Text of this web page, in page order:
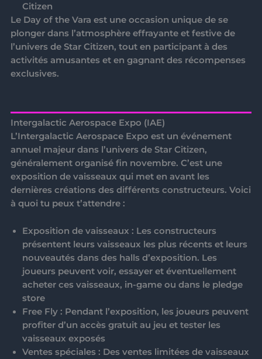
Citizen
Le Day of the Vara est une occasion unique de se
plonger dans l’atmosphère effrayante et festive de
l’univers de Star Citizen, tout en participant à des
activités amusantes et en gagnant des récompenses
exclusives.
Intergalactic Aerospace Expo (IAE)
L’Intergalactic Aerospace Expo est un événement
annuel majeur dans l’univers de Star Citizen,
généralement organisé fin novembre. C’est une
exposition de vaisseaux qui met en avant les
dernières créations des différents constructeurs. Voici
à quoi tu peux t’attendre :
Exposition de vaisseaux : Les constructeurs
présentent leurs vaisseaux les plus récents et leurs
nouveautés dans des halls d’exposition. Les
joueurs peuvent voir, essayer et éventuellement
acheter ces vaisseaux, in-game ou dans le pledge
store
Free Fly: Pendant l’exposition, les joueurs peuvent
profiter d’un accès gratuit au jeu et tester les
vaisseaux exposés
Ventes spéciales: Des ventes limitées de vaisseaux